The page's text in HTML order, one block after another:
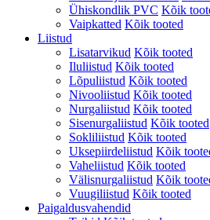
Ühiskondlik PVC Kõik
Vaipkatted Kõik tooted
Liistud
Lisatarvikud Kõik tooted
Iluliistud Kõik tooted
Lõpuliistud Kõik tooted
Nivooliistud Kõik tooted
Nurgaliistud Kõik tooted
Sisenurgaliistud Kõik tooted
Sokliliistud Kõik tooted
Uksepiirdeliistud Kõik
Vaheliistud Kõik tooted
Välisnurgaliistud Kõik
Vuugiliistud Kõik tooted
Paigaldusvahendid